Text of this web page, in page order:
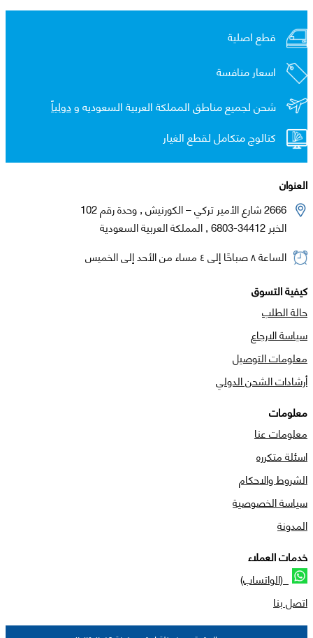
قطع اصلية
اسعار منافسة
شحن لجميع مناطق المملكة العربية السعوديه ودولياً
كتالوج متكامل لقطع الغيار
العنوان
2666 شارع الأمير تركي – الكورنيش , وحدة رقم 102
الخبر 34412-6803 , المملكة العربية السعودية
الساعة ٨ صباحًا إلى ٤ مساء من الأحد إلى الخميس
كيفية التسوق
حالة الطلب
سياسة الارجاع
معلومات التوصيل
أرشادات الشحن الدولي
معلومات
معلومات عنا
اسئلة متكرره
الشروط والاحكام
سياسة الخصوصية
المدونة
خدمات العملاء
(الواتساب)
اتصل بنا